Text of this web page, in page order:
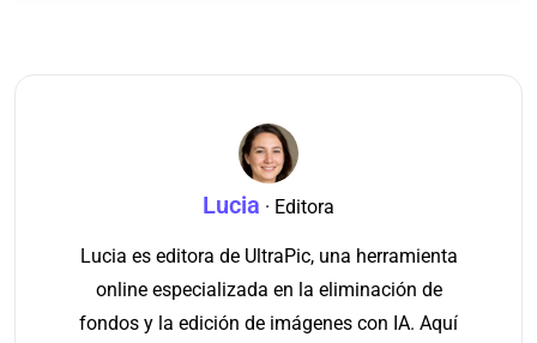
Lucia · Editora
Lucia es editora de UltraPic, una herramienta
online especializada en la eliminación de
fondos y la edición de imágenes con IA. Aquí